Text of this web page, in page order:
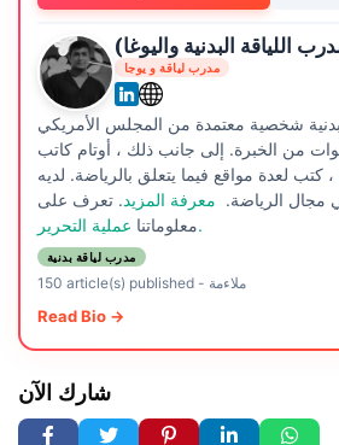
مدرب لياقة و يوجا
شخصية معتمدة من المجلس الأمريكي
مع 10 سنوات من الخبرة. إلى جانب ذلك ، أوتام كاتب
كتب لعدة مواقع فيما يتعلق بالرياضة. لديه
مجال الرياضة. معرفة المزيد. تعرف على
معلوماتناعملية التحرير.
مدرب لياقة بدنية
150 article(s) published- ملاءمة
Read Bio →
شارك الآن